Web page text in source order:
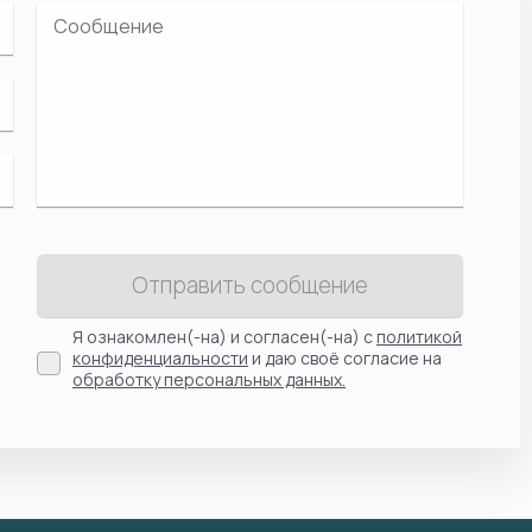
Отправить сообщение
Я ознакомлен(-на) и согласен(-на) сполитикой
конфиденциальности и даю своё согласие на
обработку персональных данных.